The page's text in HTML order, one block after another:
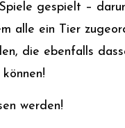
gespielt –
alle ein Tier
die ebenfalls
werden!